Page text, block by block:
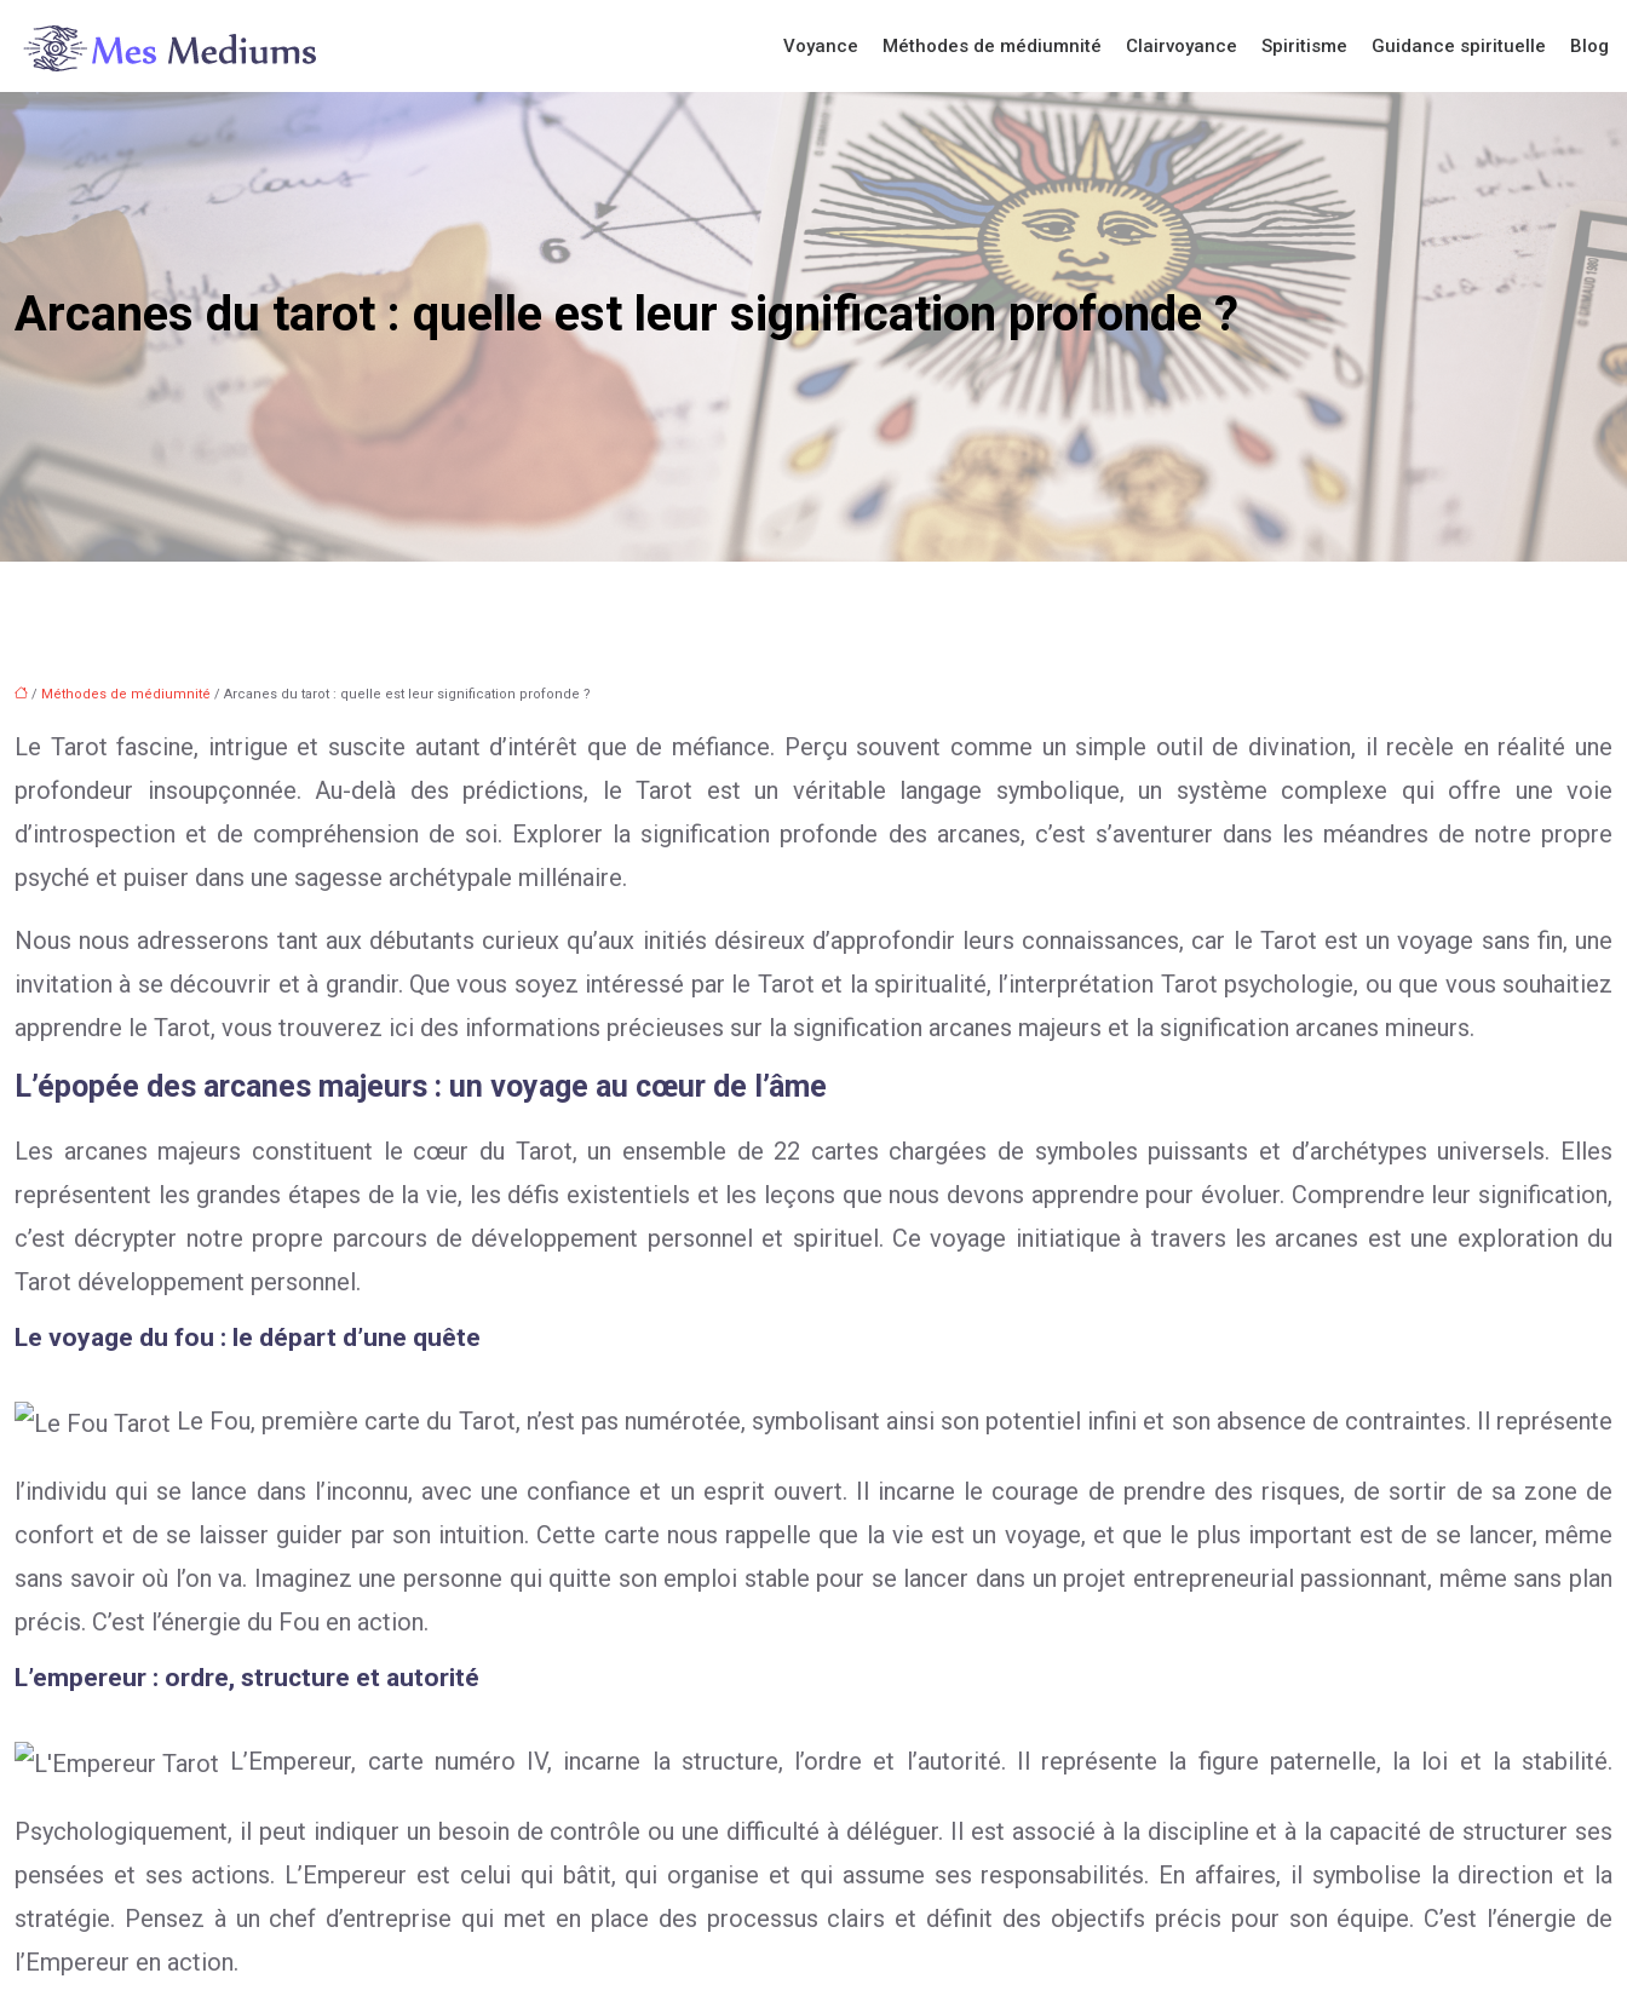
Voyance Méthodes de médiumnité Clairvoyance Spiritisme Guidance spirituelle Blog
Arcanes du tarot : quelle est leur signification profonde ?
/ Méthodes de médiumnité / Arcanes du tarot : quelle est leur signification profonde ?
Le Tarot fascine, intrigue et suscite autant d’intérêt que de méfiance. Perçu souvent comme un simple outil de divination, il recèle en réalité une
profondeur insoupçonnée. Au-delà des prédictions, le Tarot est un véritable langage symbolique, un système complexe qui offre une voie
d’introspection et de compréhension de soi. Explorer la signification profonde des arcanes, c’est s’aventurer dans les méandres de notre propre
psyché et puiser dans une sagesse archétypale millénaire.
Nous nous adresserons tant aux débutants curieux qu’aux initiés désireux d’approfondir leurs connaissances, car le Tarot est un voyage sans fin, une
invitation à se découvrir et à grandir. Que vous soyez intéressé par le Tarot et la spiritualité, l’interprétation Tarot psychologie, ou que vous souhaitiez
apprendre le Tarot, vous trouverez ici des informations précieuses sur la signification arcanes majeurs et la signification arcanes mineurs.
L’épopée des arcanes majeurs : un voyage au cœur de l’âme
Les arcanes majeurs constituent le cœur du Tarot, un ensemble de 22 cartes chargées de symboles puissants et d’archétypes universels. Elles
représentent les grandes étapes de la vie, les défis existentiels et les leçons que nous devons apprendre pour évoluer. Comprendre leur signification,
c’est décrypter notre propre parcours de développement personnel et spirituel. Ce voyage initiatique à travers les arcanes est une exploration du
Tarot développement personnel.
Le voyage du fou : le départ d’une quête
Le Fou, première carte du Tarot, n’est pas numérotée, symbolisant ainsi son potentiel infini et son absence de contraintes. Il représente
l’individu qui se lance dans l’inconnu, avec une confiance et un esprit ouvert. Il incarne le courage de prendre des risques, de sortir de sa zone de
confort et de se laisser guider par son intuition. Cette carte nous rappelle que la vie est un voyage, et que le plus important est de se lancer, même
sans savoir où l’on va. Imaginez une personne qui quitte son emploi stable pour se lancer dans un projet entrepreneurial passionnant, même sans plan
précis. C’est l’énergie du Fou en action.
L’empereur : ordre, structure et autorité
L’Empereur, carte numéro IV, incarne la structure, l’ordre et l’autorité. Il représente la figure paternelle, la loi et la stabilité.
Psychologiquement, il peut indiquer un besoin de contrôle ou une difficulté à déléguer. Il est associé à la discipline et à la capacité de structurer ses
pensées et ses actions. L’Empereur est celui qui bâtit, qui organise et qui assume ses responsabilités. En affaires, il symbolise la direction et la
stratégie. Pensez à un chef d’entreprise qui met en place des processus clairs et définit des objectifs précis pour son équipe. C’est l’énergie de
l’Empereur en action.